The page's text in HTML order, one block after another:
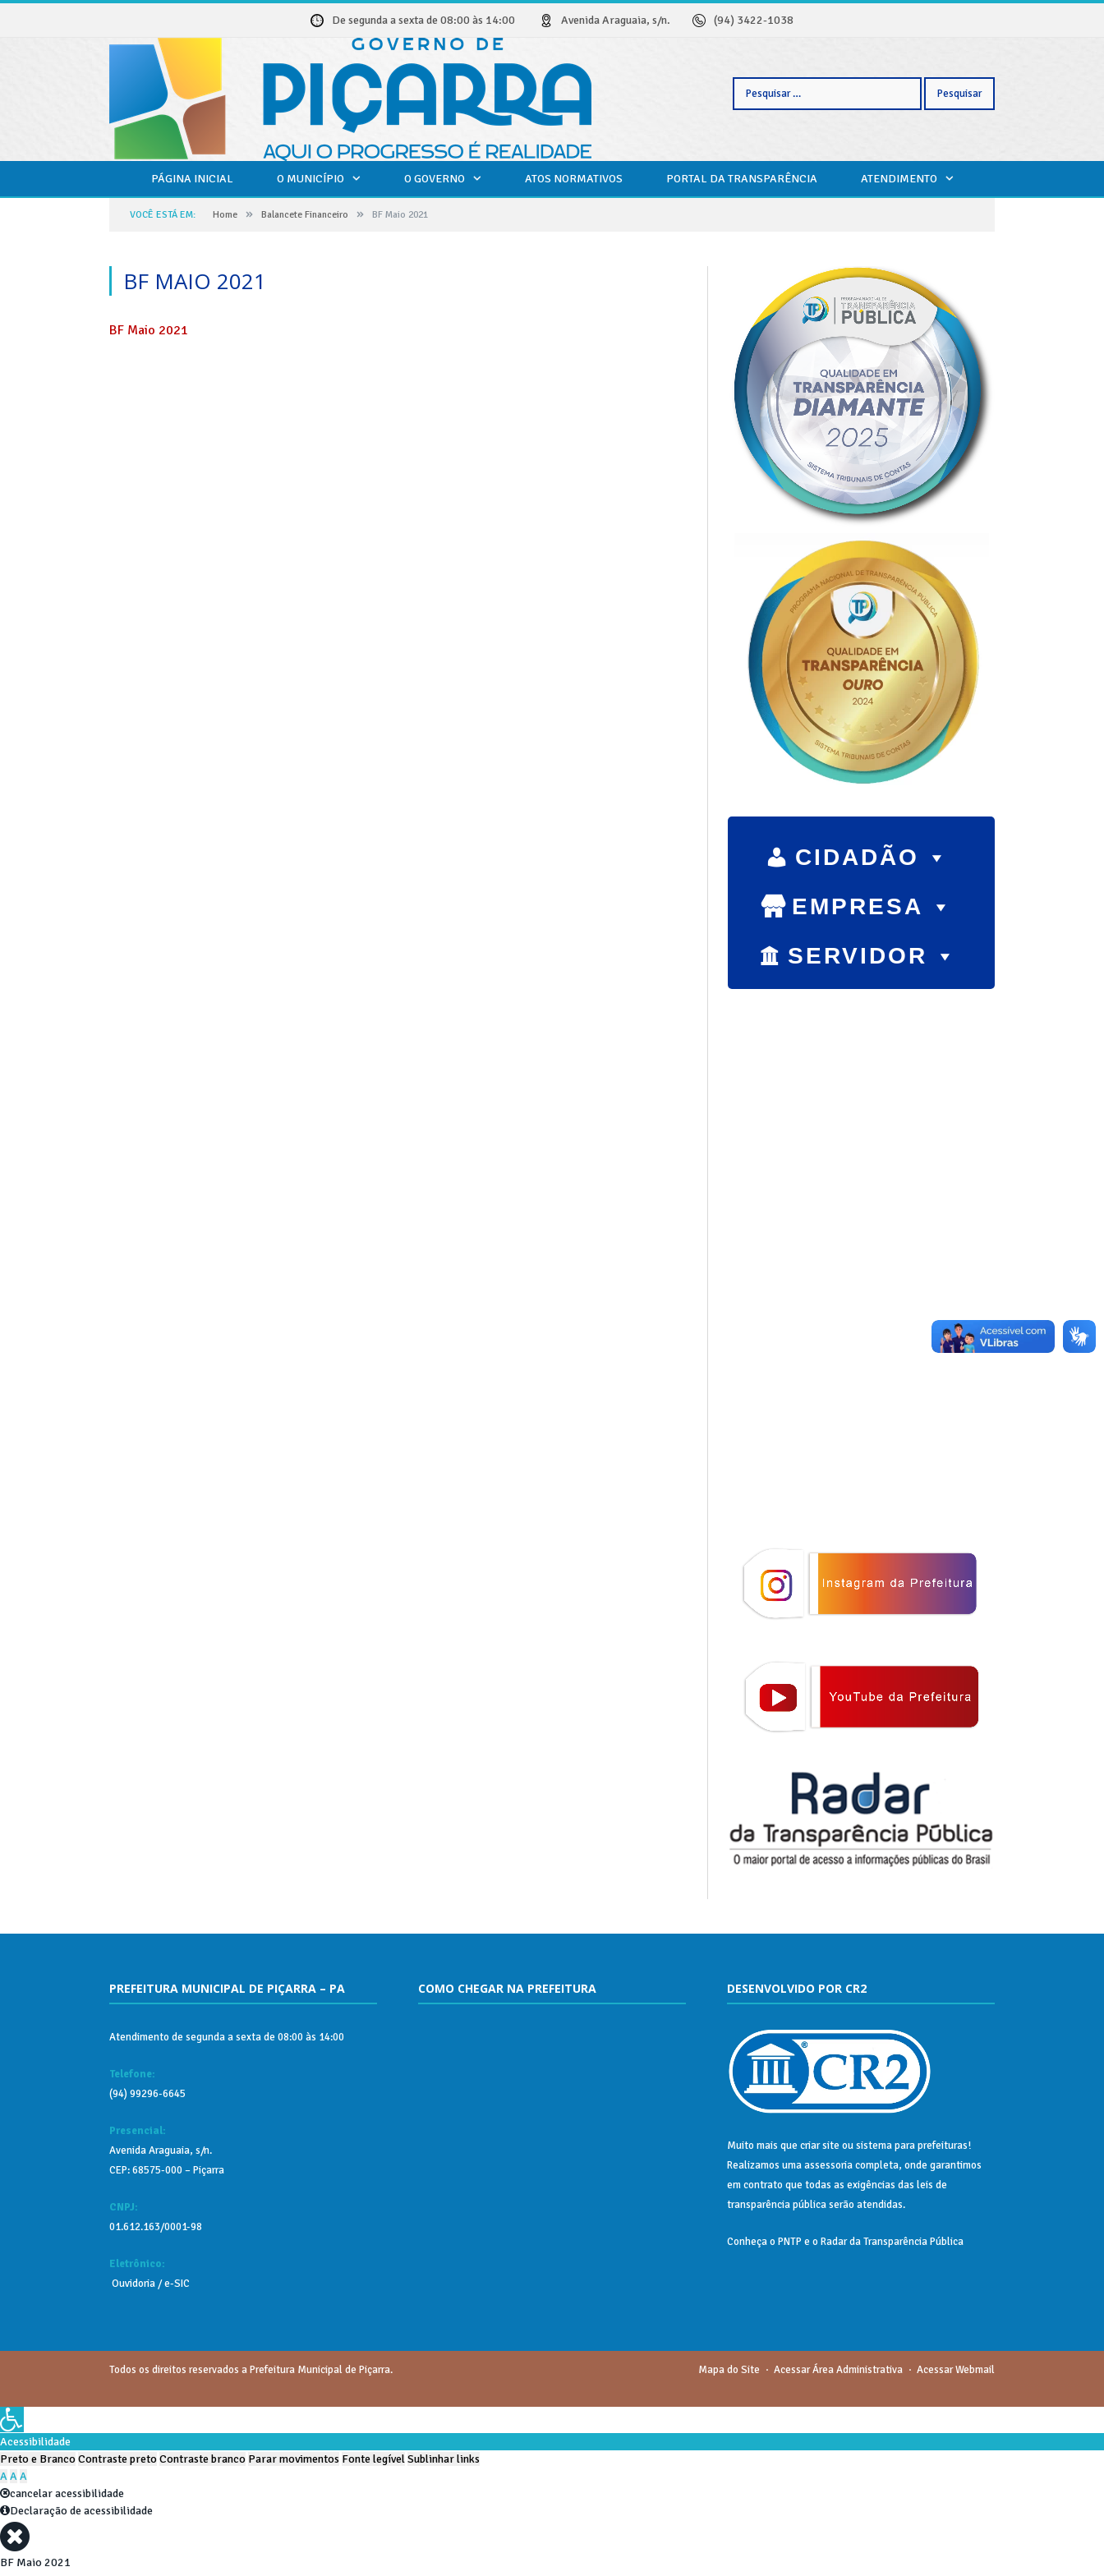
De segunda a sexta de 08:00 às 14:00 Avenida Araguaia, s/n. (94) 3422-1038
Pesquisar
PÁGINA INICIAL O MUNICÍPIO O GOVERNO ATOS NORMATIVOS PORTAL DA TRANSPARÊNCIA ATENDIMENTO
VOCÊ ESTÁ EM: Home » Balancete Financeiro » BF Maio 2021
BF MAIO 2021
BF Maio 2021
CIDADÃO
EMPRESA
SERVIDOR
PREFEITURA MUNICIPAL DE PIÇARRA – PA
Atendimento de segunda a sexta de 08:00 às 14:00
Telefone:
(94) 99296-6645
Presencial:
Avenida Araguaia, s/n.
CEP: 68575-000 – Piçarra
CNPJ:
01.612.163/0001-98
Eletrônico:
Ouvidoria /e-SIC
COMO CHEGAR NA PREFEITURA DESENVOLVIDO POR CR2
Muito mais que criar site ousistema para prefeituras!
Realizamos umaassessoriacompleta, onde garantimos
em contrato que todas as exigências das leis de
transparência públicaserão atendidas.
Conheça o PNTP e o Radar da Transparência Pública
Todos os direitos reservados a Prefeitura Municipal de Piçarra. Mapa do Site Acessar Área Administrativa Acessar Webmail
Acessibilidade
Preto e BrancoContraste pretoContraste branco Parar movimentos Fonte legívelSublinhar links
AAA
cancelar acessibilidade
Declaração de acessibilidade
BF Maio 2021